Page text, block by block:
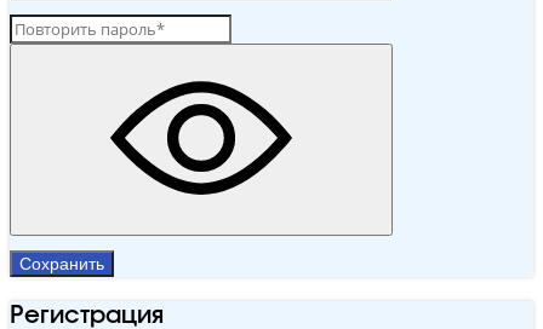
Сохранить
Регистрация